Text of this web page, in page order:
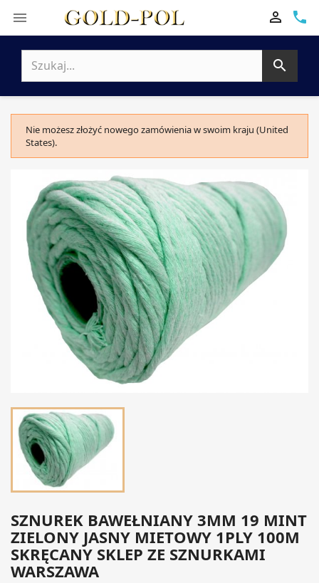
 phone


Nie możesz złożyć nowego zamówienia w swoim kraju (United
States).
SZNUREK BAWEŁNIANY 3MM 19 MINT
ZIELONY JASNY MIETOWY 1PLY 100M
SKRĘCANY SKLEP ZE SZNURKAMI
WARSZAWA